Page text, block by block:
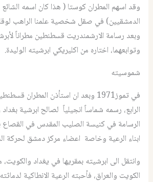
وقد اسهم المطران كوستا ( هذا كان اسمه
الدمشقيين) في صقل شخصية علمنا الراهب لوقا
وبعد رسامة الارشمندريت قسطنطين مطراناً
وتوابعهما، اختاره من اكليريكي ابرشيته الوليدة.
شموسيته
في تموز1971 وبعد ان استأذن المطران
الرابع، رسمه شماساً انجيلياً لصالح ابرشية
الرسامة في كنيسة الصليب المقدس في
ابناء الرعية وخاصة اعضاء مركز دمشق لحركة
وانتقل الى ابرشيته بمقريها في يغداد
الكويت والعراق، فأحبته الرعية الانطاكية